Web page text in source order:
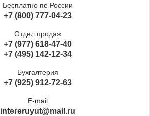
Бесплатно по России
+7 (800) 777-04-23
Отдел продаж
+7 (977) 618-47-40
+7 (495) 142-12-34
Бухгалтерия
+7 (925) 912-72-63
E-mail
intereruyut@mail.ru